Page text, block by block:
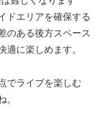
ドエリアを確保する
のある後方スペース
適に楽しめます。
でライブを楽しむ
。